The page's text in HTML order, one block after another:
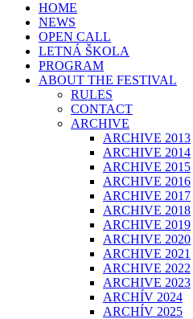
HOME
NEWS
OPEN CALL
LETNÁ ŠKOLA
PROGRAM
ABOUT THE FESTIVAL
RULES
CONTACT
ARCHIVE
ARCHIVE 2013
ARCHIVE 2014
ARCHIVE 2015
ARCHIVE 2016
ARCHIVE 2017
ARCHIVE 2018
ARCHIVE 2019
ARCHIVE 2020
ARCHIVE 2021
ARCHIVE 2022
ARCHIVE 2023
ARCHÍV 2024
ARCHÍV 2025